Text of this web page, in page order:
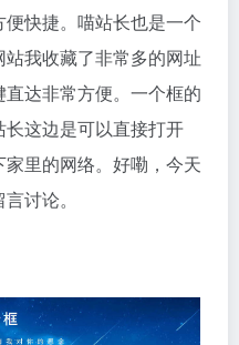
快捷。喵站长也是一个
我收藏了非常多的网址
达非常方便。一个框的
这边是可以直接打开
里的网络。好嘞，今天
讨论。